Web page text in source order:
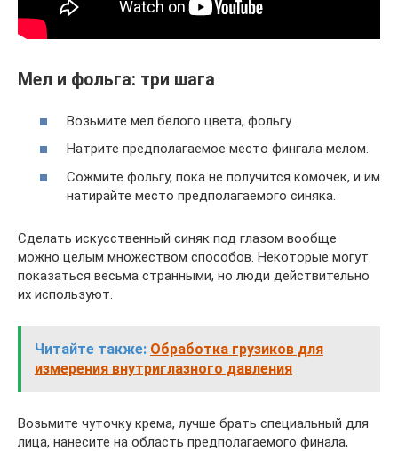
Мел и фольга: три шага
Возьмите мел белого цвета, фольгу.
Натрите предполагаемое место фингала мелом.
Сожмите фольгу, пока не получится комочек, и им
натирайте место предполагаемого синяка.
Сделать искусственный синяк под глазом вообще
можно целым множеством способов. Некоторые могут
показаться весьма странными, но люди действительно
их используют.
Читайте также: Обработка грузиков для
измерения внутриглазного давления
Возьмите чуточку крема, лучше брать специальный для
лица, нанесите на область предполагаемого финала,